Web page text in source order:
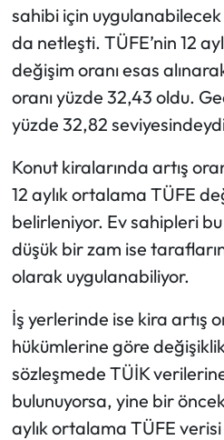
sahibi için
da netleşti. TÜFE’nin 12
değişim oranı esas
oranı yüzde 32,43 oldu.
yüzde 32,82
Konut kiralarında artış
12 aylık ortalama TÜFE
belirleniyor. Ev sahipleri
düşük bir zam ise
olarak uygulanabiliyor.
İş yerlerinde ise kira artış
hükümlerine göre
sözleşmede TÜİK
bulunuyorsa, yine bir
aylık ortalama TÜFE verisi